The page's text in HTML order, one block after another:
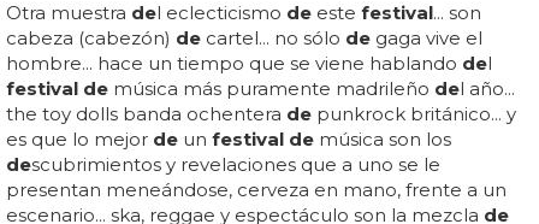
Otra muestra del eclecticismo de este festival... son
cabeza (cabezón) de cartel... no sólo de gaga vive el
hombre... hace un tiempo que se viene hablando del
festival de música más puramente madrileño del año...
the toy dolls banda ochentera de punkrock británico... y
es que lo mejor de un festival de música son los
descubrimientos y revelaciones que a uno se le
presentan meneándose, cerveza en mano, frente a un
escenario... ska, reggae y espectáculo son la mezcla de